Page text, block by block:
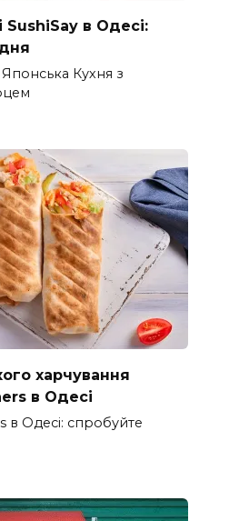
SushiSay в Одесі:
Японська Кухня з
харчування
в Одесі
в Одесі: спробуйте